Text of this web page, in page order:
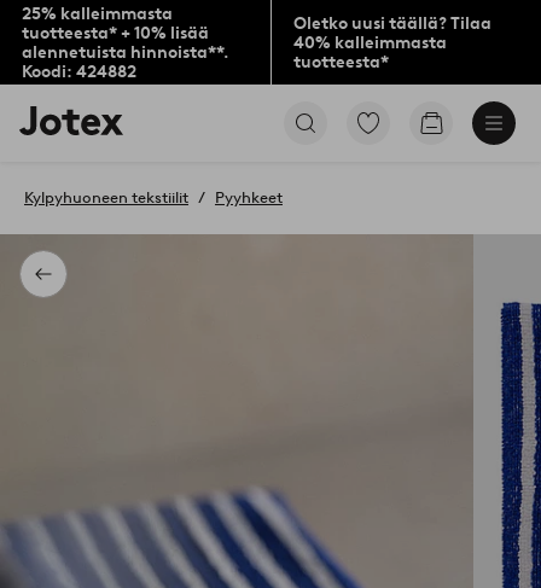
25% kalleimmasta
tuotteesta* + 10% lisää
alennetuista hinnoista**.
Koodi: 424882
Oletko uusi täällä? Tilaa
40% kalleimmasta
tuotteesta*
Jotex-
logo
aloitussivulle
Siirry
Siirry
Takaisin
Kylpyhuoneen tekstiilit Pyyhkeet